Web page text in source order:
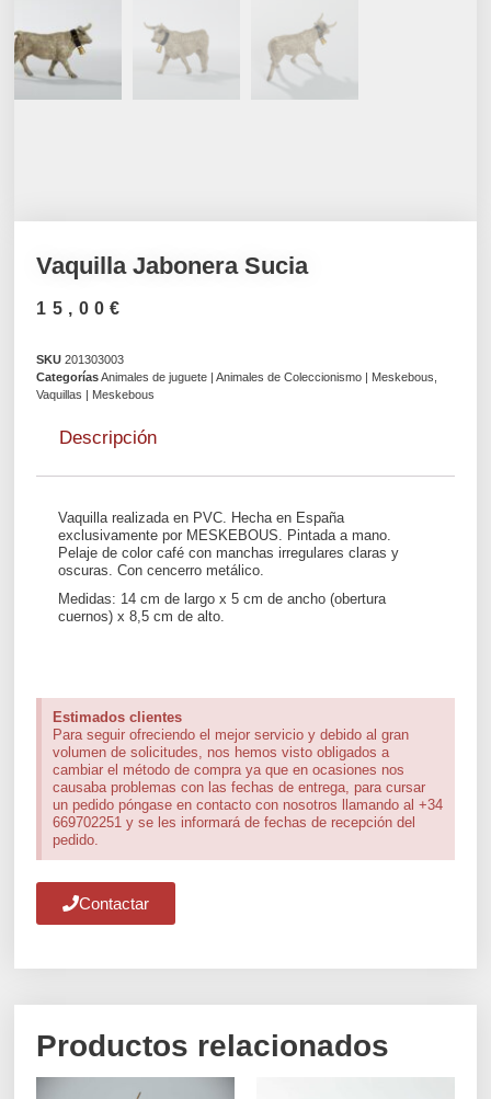
Vaquilla Jabonera Sucia
15,00€
SKU201303003
Categorías Animales de juguete | Animales de Coleccionismo | Meskebous
Vaquillas | Meskebous
Descripción
Vaquilla realizada en PVC. Hecha en España
exclusivamente por MESKEBOUS. Pintada a mano.
Pelaje de color café con manchas irregulares claras y
oscuras. Con cencerro metálico.
Medidas: 14 cm de largo x 5 cm de ancho (obertura
cuernos) x 8,5 cm de alto.
Estimados clientes
Para seguir ofreciendo el mejor servicio y debido al gran
volumen de solicitudes, nos hemos visto obligados a
cambiar el método de compra ya que en ocasiones nos
causaba problemas con las fechas de entrega, para cursar
un pedido póngase en contacto con nosotros llamando al +34
669702251 y se les informará de fechas de recepción del
pedido.
Contactar
Productos relacionados